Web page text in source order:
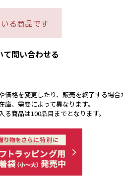
る商品です
て問い合わせる
格を変更したり、販売を終了する場合
、需要によって異なります。
商品は100品目までとなります。